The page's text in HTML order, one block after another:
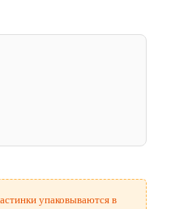
упаковываются в